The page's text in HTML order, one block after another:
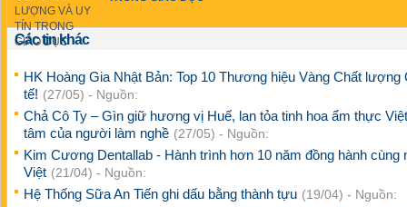
Các tin khác
HK Hoàng Gia Nhật Bản: Top 10 Thương hiệu Vàng Chất lượng
tế! (27/05) - Nguồn:
Chả Cô Ty – Gìn giữ hương vị Huế, lan tỏa tinh hoa ẩm thực
tâm của người làm nghề (27/05) - Nguồn:
Kim Cương Dentallab - Hành trình hơn 10 năm đồng hành cùng
Việt (21/04) - Nguồn:
Hệ Thống Sữa An Tiến ghi dấu bằng thành tựu (19/04) - Nguồn: